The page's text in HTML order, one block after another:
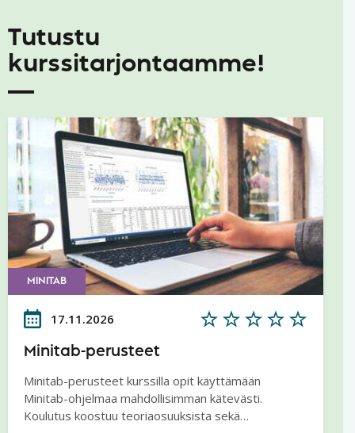
Tutustu
kurssitarjontaamme!
MINITAB
17.11.2026
Minitab-perusteet
Minitab-perusteet kurssilla opit käyttämään
Minitab-ohjelmaa mahdollisimman kätevästi.
Koulutus koostuu teoriaosuuksista sekä